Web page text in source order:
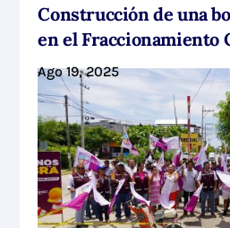
Construcción de una
en el Fraccionamiento
Ago 19, 2025